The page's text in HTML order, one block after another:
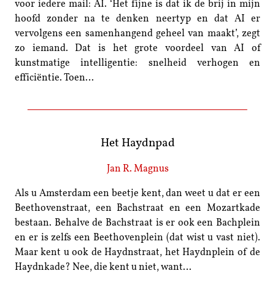
voor iedere mail: AI. ‘Het fijne is dat ik de brij in mijn
hoofd zonder na te denken neertyp en dat AI er
vervolgens een samenhangend geheel van maakt’, zegt
zo iemand. Dat is het grote voordeel van AI of
kunstmatige intelligentie: snelheid verhogen en
efficiëntie. Toen…
Het Haydnpad
Jan R. Magnus
Als u Amsterdam een beetje kent, dan weet u dat er een
Beethovenstraat, een Bachstraat en een Mozartkade
bestaan. Behalve de Bachstraat is er ook een Bachplein
en er is zelfs een Beethovenplein (dat wist u vast niet).
Maar kent u ook de Haydnstraat, het Haydnplein of de
Haydnkade? Nee, die kent u niet, want…